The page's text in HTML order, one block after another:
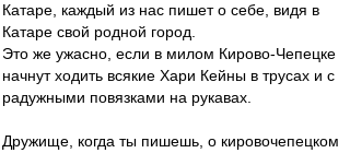
Катаре, каждый из нас пишет о себе, видя в
Катаре свой родной город.
Это же ужасно, если в милом Кирово-Чепецке
начнут ходить всякие Хари Кейны в трусах и с
радужными повязками на рукавах.
Дружище, когда ты пишешь, о кировочепецком